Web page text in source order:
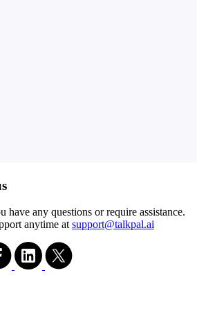
have any questions or require assistance.
anytime at support@talkpal.ai